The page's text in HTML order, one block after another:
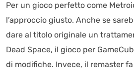
Per un gioco perfetto come
l’approccio giusto. Anche se
dare al titolo originale un
Dead Space, il gioco per
di modifiche. Invece, il remaster